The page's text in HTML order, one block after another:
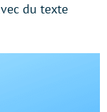
du texte